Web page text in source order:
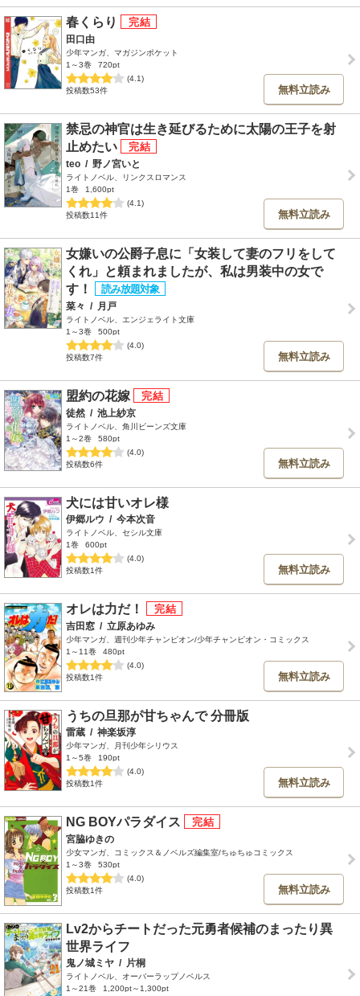
春くらり
田口由
少年マンガ、マガジンポケット
1～3巻
720pt
(4.1)
投稿数53件
無料立読み
禁忌の神官は生き延びるために太陽の王子を射
止めたい
teo / 野ノ宮いと
ライトノベル、リンクスロマンス
1巻
1,600pt
(4.1)
投稿数11件
無料立読み
女嫌いの公爵子息に「女装して妻のフリをして
くれ」と頼まれましたが、私は男装中の女で
す！
菜々 / 月戸
ライトノベル、エンジェライト文庫
1～3巻
500pt
(4.0)
投稿数7件
無料立読み
盟約の花嫁
徒然 / 池上紗京
ライトノベル、角川ビーンズ文庫
1～2巻
580pt
(4.0)
投稿数6件
無料立読み
犬には甘いオレ様
伊郷ルウ / 今本次音
ライトノベル、セシル文庫
1巻
600pt
(4.0)
投稿数1件
無料立読み
オレは力だ！
吉田窓 / 立原あゆみ
少年マンガ、週刊少年チャンピオン/少年チャンピオン・コミックス
1～11巻
480pt
(4.0)
投稿数1件
無料立読み
うちの旦那が甘ちゃんで 分冊版
雷蔵 / 神楽坂淳
少年マンガ、月刊少年シリウス
1～5巻
190pt
(4.0)
投稿数1件
無料立読み
NG BOYパラダイス
宮脇ゆきの
少女マンガ、コミックス＆ノベルズ編集室/ちゅちゅコミックス
1～3巻
530pt
(4.0)
投稿数1件
無料立読み
Lv2からチートだった元勇者候補のまったり異
世界ライフ
鬼ノ城ミヤ / 片桐
ライトノベル、オーバーラップノベルス
1～21巻
1,200pt～1,300pt